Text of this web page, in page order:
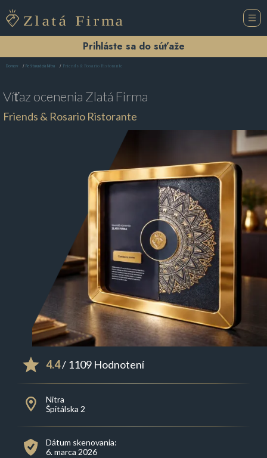
Prihláste sa do súťaže
Domov Reštaurácia Nitra Friends & Rosario Ristorante
Víťaz ocenenia Zlatá Firma
Friends & Rosario Ristorante
4.4/ 1109 Hodnotení
Nitra
Špitálska 2
Dátum skenovania:
6. marca 2026